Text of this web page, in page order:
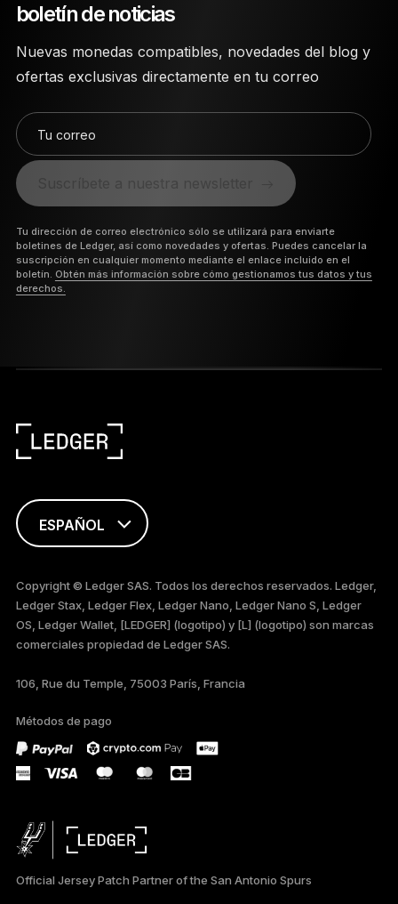
boletín de noticias
Nuevas monedas compatibles, novedades del blog y
ofertas exclusivas directamente en tu correo
Tu correo
Tu dirección de correo electrónico sólo se utilizará para enviarte
boletines de Ledger, así como novedades y ofertas. Puedes cancelar la
suscripción en cualquier momento mediante el enlace incluido en el
boletín. Obtén más información sobre cómo gestionamos tus datos y tus
derechos.
ESPAÑOL
FRANÇAIS
TÜRKÇE
DEUTSCH
PORTUGUÊS
РУССКИЙ
日本語
Copyright © Ledger SAS. Todos los derechos reservados. Ledger,
Ledger Stax, Ledger Flex, Ledger Nano, Ledger Nano S, Ledger
OS, Ledger Wallet, [LEDGER] (logotipo) y [L] (logotipo) son marcas
comerciales propiedad de Ledger SAS.
106, Rue du Temple, 75003 París, Francia
Métodos de pago
Official Jersey Patch Partner of the San Antonio Spurs